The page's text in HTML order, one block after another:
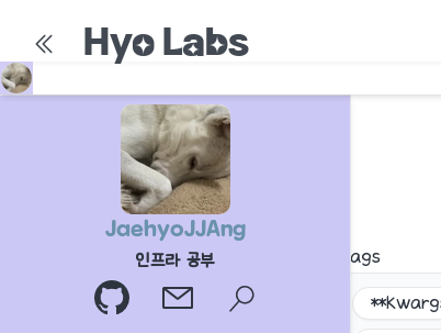
Hyo Labs
JaehyoJJAng
인프라 공부 Tags